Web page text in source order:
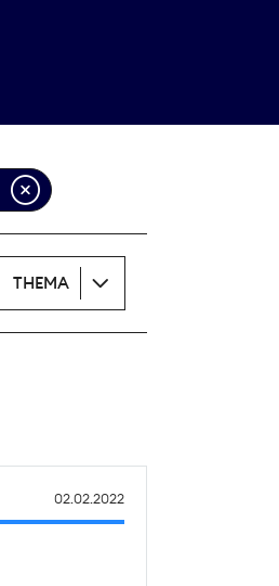
THEMA
02.02.2022